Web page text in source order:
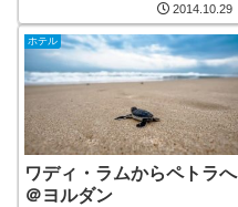
2014.10.29
ホテル
ワディ・ラムからペトラへ
＠ヨルダン